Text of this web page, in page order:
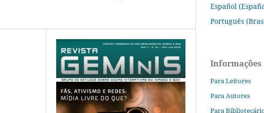
Español
Português
Informações
Para Leitores
Para Autores
Para